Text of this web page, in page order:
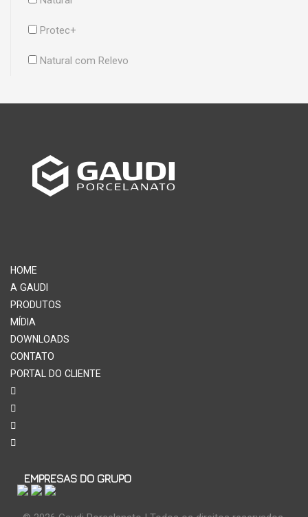
Protec+
Natural com Relevo
HOME
A GAUDI
PRODUTOS
MÍDIA
DOWNLOADS
CONTATO
PORTAL DO CLIENTE
EMPRESAS DO GRUPO